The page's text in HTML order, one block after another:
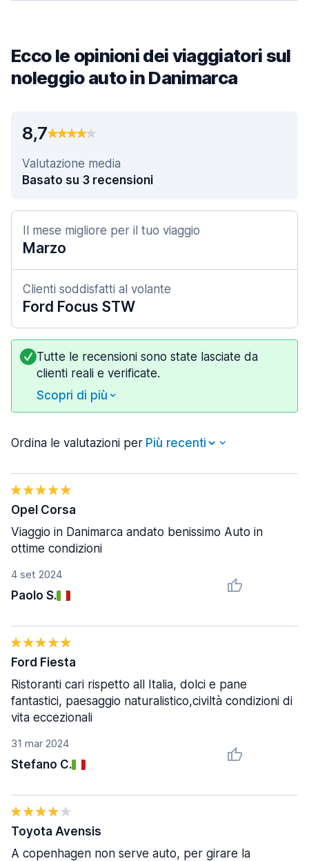
Ecco le opinioni dei viaggiatori sul
noleggio auto in Danimarca
8,7
Valutazione media
Basato su 3 recensioni
Il mese migliore per il tuo viaggio
Marzo
Clienti soddisfatti al volante
Ford Focus STW
Tutte le recensioni sono state lasciate da
clienti reali e verificate.
Scopri di più
Ordina le valutazioni per
4 set 2024
Paolo S.
Opel Corsa
Viaggio in Danimarca andato benissimo Auto in
ottime condizioni
31 mar 2024
Stefano C.
Ford Fiesta
Ristoranti cari rispetto all Italia, dolci e pane
fantastici, paesaggio naturalistico,civiltà condizioni di
vita eccezionali
Toyota Avensis
A copenhagen non serve auto, per girare la